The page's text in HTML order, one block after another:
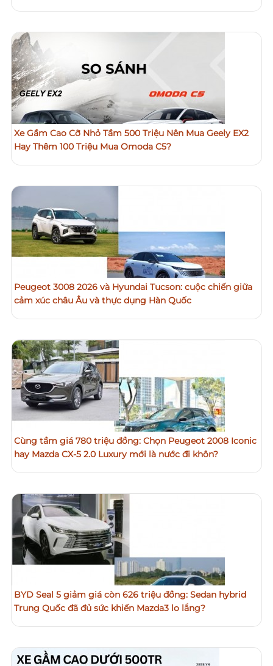
Xe Gầm Cao Cỡ Nhỏ Tầm 500 Triệu Nên Mua Geely EX2
Hay Thêm 100 Triệu Mua Omoda C5?
Peugeot 3008 2026 và Hyundai Tucson: cuộc chiến giữa
cảm xúc châu Âu và thực dụng Hàn Quốc
Cùng tầm giá 780 triệu đồng: Chọn Peugeot 2008 Iconic
hay Mazda CX-5 2.0 Luxury mới là nước đi khôn?
BYD Seal 5 giảm giá còn 626 triệu đồng: Sedan hybrid
Trung Quốc đã đủ sức khiến Mazda3 lo lắng?